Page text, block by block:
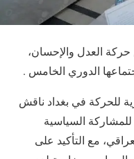
العدل والإحسان،
الدوري الخامس .
للحركة في بغداد ناقش
السياسية
مع التأكيد على